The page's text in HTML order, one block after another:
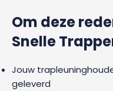
Om deze
Snelle
Jouw
geleverd